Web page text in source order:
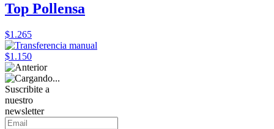
Top Pollensa
$1.265
$1.150
Suscribite a
nuestro
newsletter